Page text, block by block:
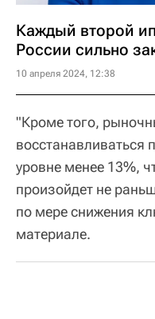
Каждый второй
России сильно
10 апреля 2024, 12:38
"Кроме того,
восстанавливаться
уровне менее 13%,
произойдет не
по мере снижения
материале.